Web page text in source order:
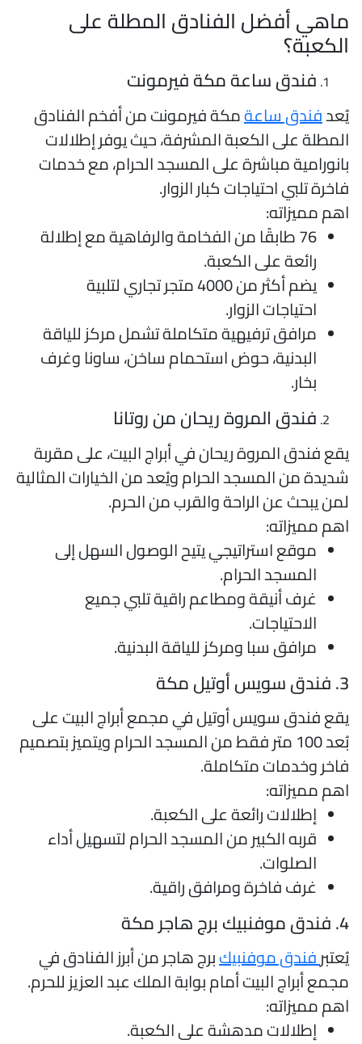
أفضل الفنادق المطلة على
فندق ساعة مكة فيرمونت
فندق ساعةمكة فيرمونت من أفخم الفنادق
على الكعبة المشرفة، حيث يوفر إطلالات
مباشرة على المسجد الحرام، مع خدمات
تلبي احتياجات كبار الزوار.
مميزاته:
76 طابقًا من الفخامة والرفاهية مع إطلالة
رائعة على الكعبة.
يضم أكثر من 4000 متجر تجاري لتلبية
احتياجات الزوار.
مرافق ترفيهية متكاملة تشمل مركز للياقة
البدنية، حوض استحمام ساخن، ساونا وغرف
بخار.
فندق المروة ريحان من روتانا
فندق المروة ريحان في أبراج البيت، على مقربة
من المسجد الحرام ويُعد من الخيارات المثالية
يبحث عن الراحة والقرب من الحرم.
مميزاته:
موقع استراتيجي يتيح الوصول السهل إلى
المسجد الحرام.
غرف أنيقة ومطاعم راقية تلبي جميع
الاحتياجات.
مرافق سبا ومركز للياقة البدنية.
فندق سويس أوتيل في مجمع أبراج البيت على
بُعد 100 متر فقط من المسجد الحرام ويتميز بتصميم
وخدمات متكاملة.
مميزاته:
إطلالات رائعة على الكعبة.
قربه الكبير من المسجد الحرام لتسهيل أداء
الصلوات.
غرف فاخرة ومرافق راقية.
فندق موفنبيكبرج هاجر من أبرز الفنادق في
أبراج البيت أمام بوابة الملك عبد العزيز للحرم.
مميزاته:
إطلالات مدهشة على الكعبة.